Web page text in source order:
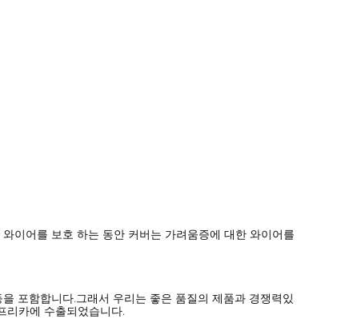
이어를 보호 하는 동안 커버는 가려움증에 대한 와이어를
포함합니다.그래서 우리는 좋은 품질의 제품과 경쟁력있
리카에 수출되었습니다.